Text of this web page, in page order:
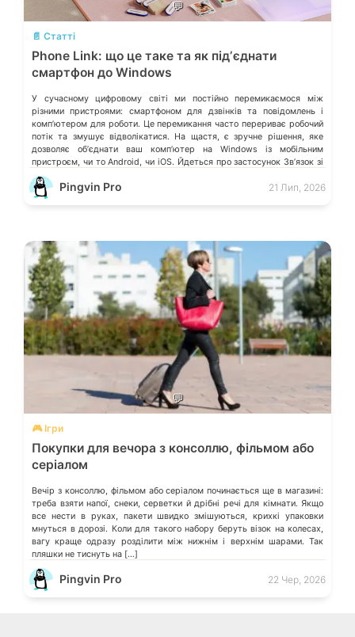
💬
📄 Статті
Phone Link: що це таке та як підʼєднати
смартфон до Windows
У сучасному цифровому світі ми постійно перемикаємося між
різними пристроями: смартфоном для дзвінків та повідомлень і
компʼютером для роботи. Це перемикання часто перериває робочий
потік та змушує відволікатися. На щастя, є зручне рішення, яке
дозволяє обʼєднати ваш компʼютер на Windows із мобільним
пристроєм, чи то Android, чи iOS. Йдеться про застосунок Звʼязок зі
смартфоном (Phone Link) від Microsoft, що перетворює ваш ПК на
своєрідний «міст» до функцій смартфона.
Pingvin Pro 21 Лип, 2026
💬
🎮 Ігри
Покупки для вечора з консоллю, фільмом або
серіалом
Вечір з консоллю, фільмом або серіалом починається ще в магазині:
треба взяти напої, снеки, серветки й дрібні речі для кімнати. Якщо
все нести в руках, пакети швидко змішуються, крихкі упаковки
мнуться в дорозі. Коли для такого набору беруть візок на колесах,
вагу краще одразу розділити між нижнім і верхнім шарами. Так
пляшки не тиснуть на […]
Pingvin Pro 22 Чер, 2026